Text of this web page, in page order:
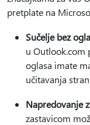
pretplate na
Sučelje bez
u Outlook.com
oglasa imate
učitavanja
Napredovanje
zastavicom